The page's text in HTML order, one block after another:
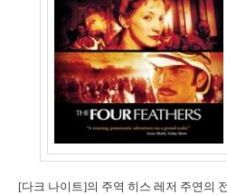
[다크 나이트]의 주역 히스 레저 주연의